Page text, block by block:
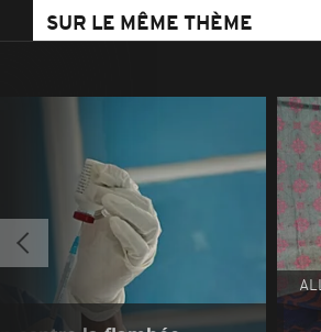
SUR LE MÊME THÈME